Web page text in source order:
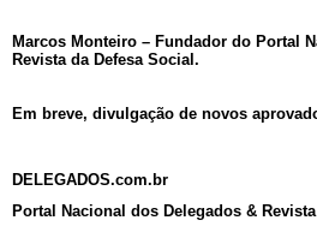
Marcos Monteiro – Fundador do Portal
Revista da Defesa Social.
Em breve, divulgação de novos
DELEGADOS.com.br
Portal Nacional dos Delegados &